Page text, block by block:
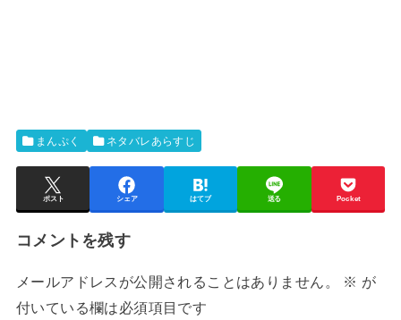
まんぷく ネタバレあらすじ
ポスト シェア はてブ 送る Pocket
コメントを残す
メールアドレスが公開されることはありません。 ※ が
付いている欄は必須項目です